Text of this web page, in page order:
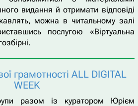
видання й отримати відповіді
можна в читальному залі
послугою «Віртуальна
грамотності ALL DIGITAL
WEEK
разом із куратором Юрієм